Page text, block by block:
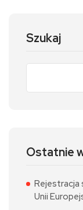
Szukaj
Ostatnie
Rejestracja
Unii